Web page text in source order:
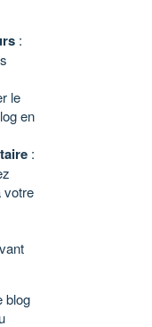
:
le
en
:
votre
blog